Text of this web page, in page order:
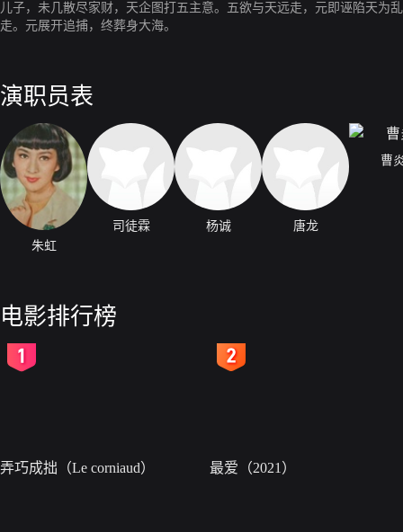
儿子，未几散尽家财，天企图打五主意。五欲与天远走，元即诬陷天
走。元展开追捕，终葬身大海。
演职员表
朱虹
司徒霖 杨诚 唐龙
曹
电影排行榜
弄巧成拙（Le corniaud） 最爱（2021）